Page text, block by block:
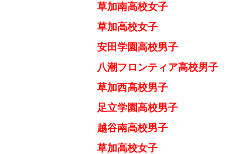
草加南高校女子
草加高校女子
現国
安田学園高校男子
八潮フロンティア高校男
草加西高校男子
足立学園高校男子
越谷南高校男子
草加高校女子 コ